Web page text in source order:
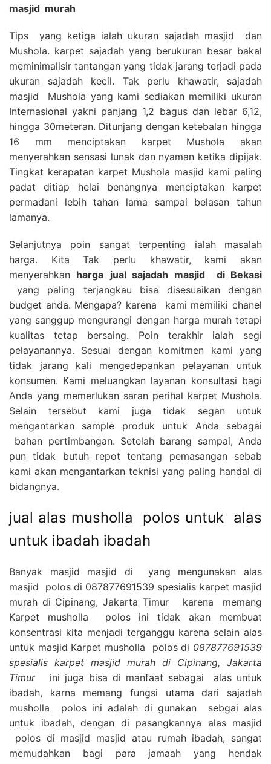
masjid murah
Tips yang ketiga ialah ukuran sajadah masjid dan
Mushola. karpet sajadah yang berukuran besar bakal
meminimalisir tantangan yang tidak jarang terjadi pada
ukuran sajadah kecil. Tak perlu khawatir, sajadah
masjid Mushola yang kami sediakan memiliki ukuran
Internasional yakni panjang 1,2 bagus dan lebar 6,12,
hingga 30meteran. Ditunjang dengan ketebalan hingga
16 mm menciptakan karpet Mushola akan
menyerahkan sensasi lunak dan nyaman ketika dipijak.
Tingkat kerapatan karpet Mushola masjid kami paling
padat ditiap helai benangnya menciptakan karpet
permadani lebih tahan lama sampai belasan tahun
lamanya.
Selanjutnya poin sangat terpenting ialah masalah
harga. Kita Tak perlu khawatir, kami akan
menyerahkan harga jual sajadah masjid
di Bekasi
yang paling terjangkau bisa disesuaikan dengan
budget anda. Mengapa? karena kami memiliki chanel
yang sanggup mengurangi dengan harga murah tetapi
kualitas tetap bersaing. Poin terakhir ialah segi
pelayanannya. Sesuai dengan komitmen kami yang
tidak jarang kali mengedepankan pelayanan untuk
konsumen. Kami meluangkan layanan konsultasi bagi
Anda yang memerlukan saran perihal karpet Mushola.
Selain tersebut kami juga tidak segan untuk
mengantarkan sample produk untuk Anda sebagai
bahan pertimbangan. Setelah barang sampai, Anda
pun tidak butuh repot tentang pemasangan sebab
kami akan mengantarkan teknisi yang paling handal di
bidangnya.
jual alas musholla polos untuk alas
untuk ibadah ibadah
Banyak masjid masjid di yang mengunakan alas
masjid polos di 087877691539 spesialis karpet masjid
murah di Cipinang, Jakarta Timur karena memang
Karpet musholla polos ini tidak akan membuat
konsentrasi kita menjadi terganggu karena selain alas
untuk masjid Karpet musholla polos di 087877691539
spesialis karpet masjid murah di Cipinang, Jakarta
Timur
ini juga bisa di manfaat sebagai alas untuk
ibadah, karna memang fungsi utama dari sajadah
musholla polos ini adalah di gunakan sebgai alas
untuk ibadah, dengan di pasangkannya alas masjid
polos di masjid masjid atau rumah ibadah, sangat
memudahkan bagi para jamaah yang hendak